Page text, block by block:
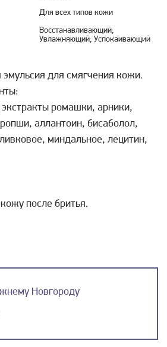
Для всех типов кожи
Восстанавливающий;
Увлажняющий; Успокаивающий
эмульсия для смягчения кожи.
ромашки, арники,
аллантоин, бисаболол,
миндальное, лецитин,
после бритья.
Новгороду